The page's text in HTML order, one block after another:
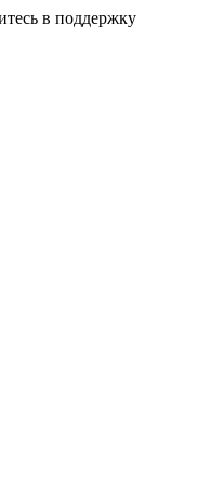
в поддержку